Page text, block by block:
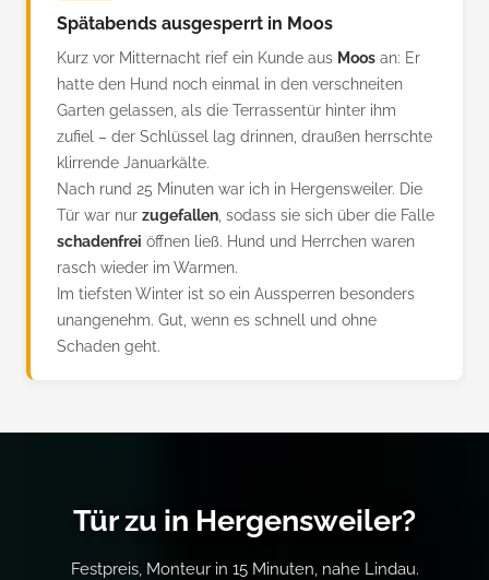
Spätabends ausgesperrt in Moos
Kurz vor Mitternacht rief ein Kunde aus Moos an: Er
hatte den Hund noch einmal in den verschneiten
Garten gelassen, als die Terrassentür hinter ihm
zufiel – der Schlüssel lag drinnen, draußen herrschte
klirrende Januarkälte.
Nach rund 25 Minuten war ich in Hergensweiler. Die
Tür war nur zugefallen , sodass sie sich über die Falle
schadenfrei öffnen ließ. Hund und Herrchen waren
rasch wieder im Warmen.
Im tiefsten Winter ist so ein Aussperren besonders
unangenehm. Gut, wenn es schnell und ohne
Schaden geht.
Tür zu in Hergensweiler?
Festpreis, Monteur in 15 Minuten, nahe Lindau.